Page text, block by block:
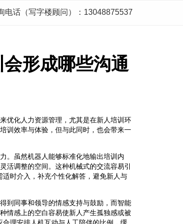
电话（写字楼顾问）：13048875537
形成哪些沟通
优化人力资源管理，尤其是在新人培训环
训效率与体验，但与此同时，也会带来一
。虽然机器人能够标准化地输出培训内
活调整的空间。这种机械式的交流容易引
时介入，补充个性化解答，避免新人与
到同事和领导的情感支持与鼓励，而智能
情感上的空白容易使新人产生孤独感或被